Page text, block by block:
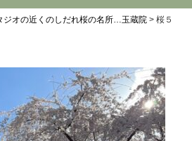
ジオの近くのしだれ桜の名所…玉蔵院 > 桜５